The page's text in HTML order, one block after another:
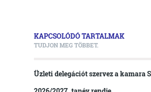
KAPCSOLÓDÓ TARTALMAK
TUDJON MEG TÖBBET.
Üzleti delegációt szervez a kamara